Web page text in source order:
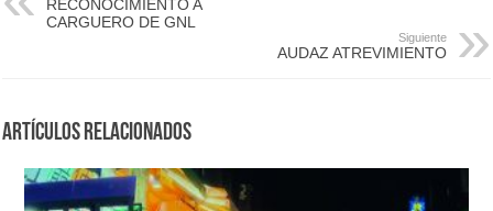
RECONOCIMIENTO A
CARGUERO DE GNL
Siguiente
AUDAZ ATREVIMIENTO
Artículos Relacionados